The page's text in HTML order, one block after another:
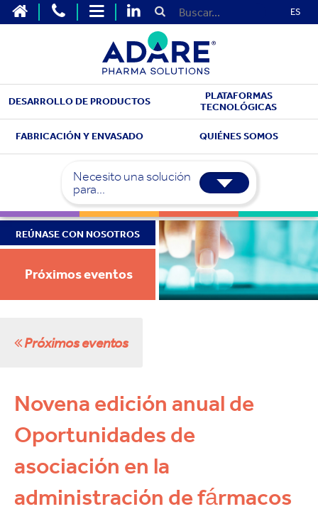
ES
DESARROLLO DE PRODUCTOS
PLATAFORMAS
TECNOLÓGICAS
FABRICACIÓN Y ENVASADO QUIÉNES SOMOS
Necesito una solución
para...
REÚNASE CON NOSOTROS
Próximos eventos
Próximos eventos
Novena edición anual de
Oportunidades de
asociación en la
administración de fármacos